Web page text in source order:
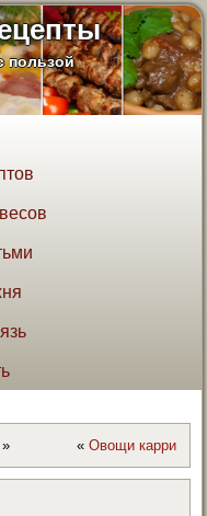
пользой
» « Овощи карри